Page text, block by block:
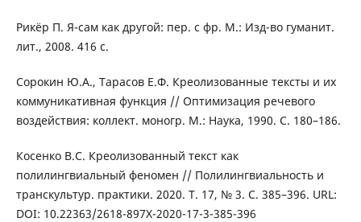
Рикёр П. Я-сам как другой: пер. с фр. М.: Изд-во гуманит.
лит., 2008. 416 с.
Сорокин Ю.А., Тарасов Е.Ф. Креолизованные тексты и их
коммуникативная функция // Оптимизация речевого
воздействия: коллект. моногр. М.: Наука, 1990. С. 180–186.
Косенко В.С. Креолизованный текст как
полилингвиальный феномен // Полилингвиальность и
транскультур. практики. 2020. Т. 17, № 3. С. 385–396. URL:
DOI: 10.22363/2618-897X-2020-17-3-385-396